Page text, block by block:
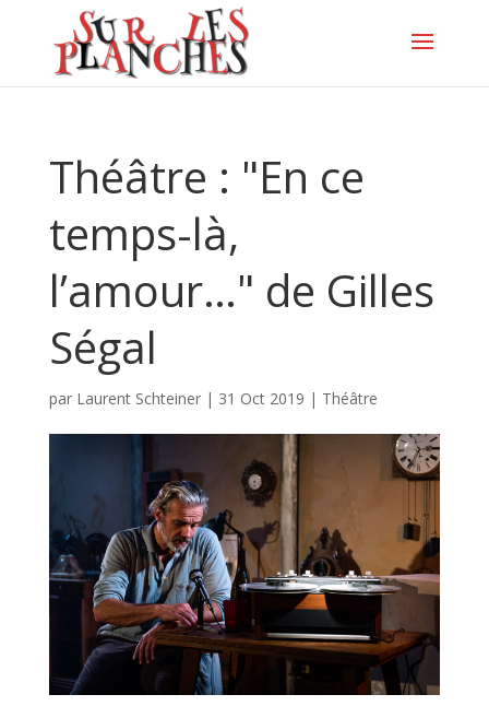
Théâtre : "En ce
temps-là,
l’amour…" de Gilles
Ségal
par Laurent Schteiner| 31 Oct 2019 | Théâtre